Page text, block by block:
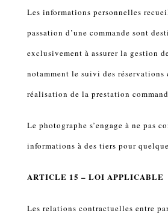
Les informations personnelles
passation d’une commande sont
exclusivement à assurer la gestion
notamment le suivi des réservations
réalisation de la prestation
Le photographe s’engage à ne pas
informations à des tiers pour
ARTICLE 15 – LOI APPLICABLE
Les relations contractuelles entre